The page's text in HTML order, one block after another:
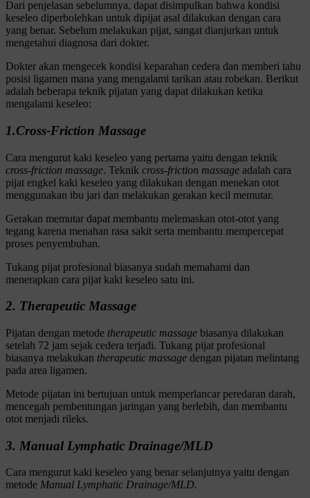
Dari penjelasan sebelumnya, dapat disimpulkan bahwa kondisi
keseleo diperbolehkan untuk dipijat asal dilakukan dengan cara
yang benar. Sebelum melakukan pijat, sangat dianjurkan untuk
mengetahui diagnosa dari dokter.
Dokter akan mengecek kondisi keparahan cedera dan memberi tahu
posisi ligamen mana yang mengalami tarikan atau robekan. Berikut
adalah beberapa teknik pijatan yang dapat dilakukan ketika
mengalami keseleo:
1.Cross-Friction Massage
Cara mengurut kaki keseleo yang pertama yaitu dengan teknik
cross-friction massage. Teknik cross-friction massage adalah cara
pijat engkel kaki keseleo yang dilakukan dengan menekan otot
menggunakan ibu jari dan melakukan gerakan kecil memutar.
Gerakan memutar dapat membantu melemaskan otot-otot yang
tegang karena menahan rasa sakit serta membantu mempercepat
proses penyembuhan.
Tukang pijat profesional biasanya sudah memahami dan
menerapkan cara pijat kaki keseleo satu ini.
2. Therapeutic Massage
Pijatan dengan metode therapeutic massage biasanya dilakukan
setelah 72 jam sejak cedera terjadi. Tukang pijat profesional
biasanya melakukan therapeutic massage dengan pijatan melintang
pada area ligamen.
Metode pijatan ini bertujuan untuk memperlancar peredaran darah,
mencegah pembentungan jaringan yang berlebih, dan membantu
otot menjadi rileks.
3. Manual Lymphatic Drainage/MLD
Cara mengurut kaki keseleo yang benar selanjutnya yaitu dengan
metode Manual Lymphatic Drainage/MLD.